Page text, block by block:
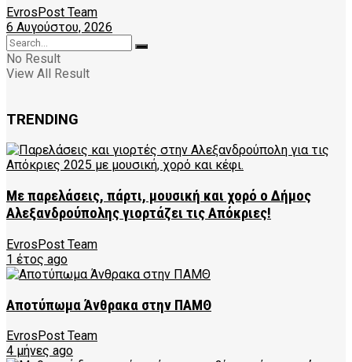
EvrosPost Team
6 Αυγούστου, 2026
No Result
View All Result
TRENDING
Με παρελάσεις, πάρτι, μουσική και χορό ο Δήμος
Αλεξανδρούπολης γιορτάζει τις Απόκριες!
EvrosPost Team
1 έτος ago
Αποτύπωμα Άνθρακα στην ΠΑΜΘ
EvrosPost Team
4 μήνες ago